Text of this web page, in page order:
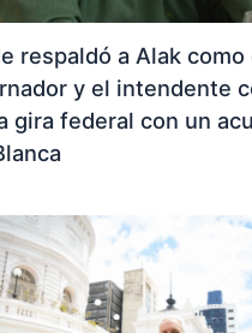
respaldó a Alak
y el intendente
gira federal con un